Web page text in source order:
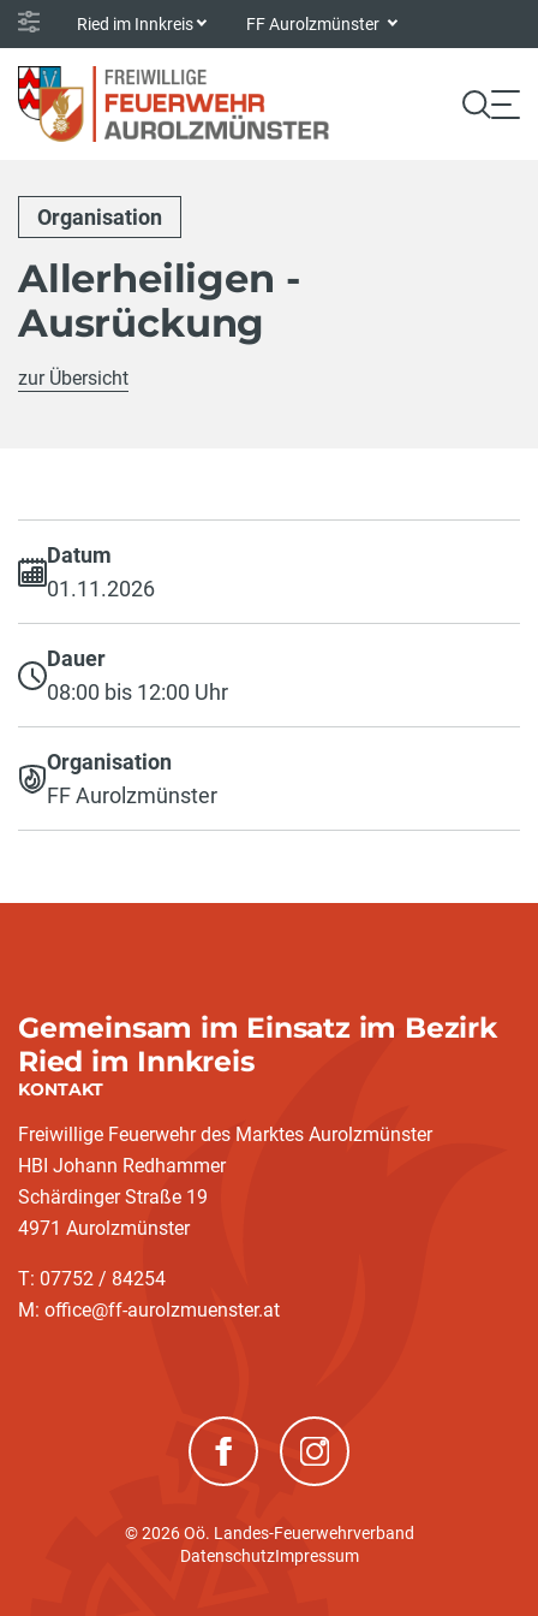
Ried im Innkreis FF Aurolzmünster
Organisation
Allerheiligen -
Ausrückung
zur Übersicht
Datum
01.11.2026
Dauer
08:00 bis 12:00 Uhr
Organisation
FF Aurolzmünster
Gemeinsam im Einsatz im Bezirk
Ried im Innkreis
KONTAKT
Freiwillige Feuerwehr des Marktes Aurolzmünster
HBI Johann Redhammer
Schärdinger Straße 19
4971 Aurolzmünster
T: 07752 / 84254
M: office@ff-aurolzmuenster.at
(neues Fenster)(neues Fenster)
© 2026 Oö. Landes-Feuerwehrverband
DatenschutzImpressum